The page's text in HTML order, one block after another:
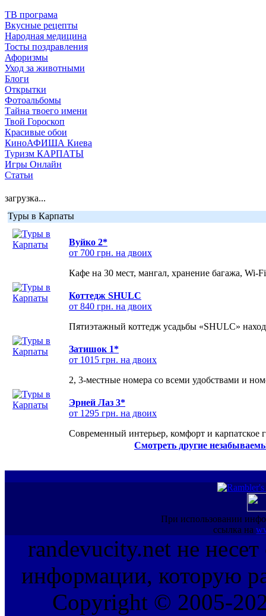
ТВ програма
Вкусные рецепты
Народная медицина
Тосты поздравления
Афоризмы
Уход за животными
Блоги
Открытки
Фотоальбомы
Тайна твоего имени
Твой Гороскоп
Красивые обои
КиноАФИША Киева
Туризм КАРПАТЫ
Игры Онлайн
Статьи
загрузка...
Туры в Карпаты
Вуйко 2*
от 700 грн. на двоих
Кафе на 30 мест, мангал, хранение багажа, Wi-
Коттедж SHULC
от 840 грн. на двоих
Пятиэтажный коттедж усадьбы «SHULC»
Затишок 1*
от 1015 грн. на двоих
2, 3-местные номера со всеми удобствами и
Эрней Лаз 3*
от 1295 грн. на двоих
Современный интерьер, комфорт и карпатское
Смотреть другие
При использовании
ссылка на
randevucity.net не несет
информации, которую
Copyright © 2005-